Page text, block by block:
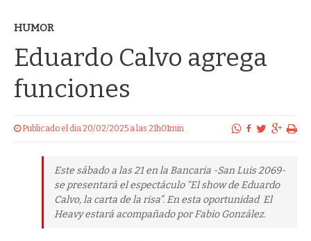
HUMOR
Eduardo Calvo agrega
funciones
Publicado el dia 20/02/2025 a las 21h01min
Este sábado a las 21 en la Bancaria -San Luis 2069-
se presentará el espectáculo “El show de Eduardo
Calvo, la carta de la risa”. En esta oportunidad El
Heavy estará acompañado por Fabio González.